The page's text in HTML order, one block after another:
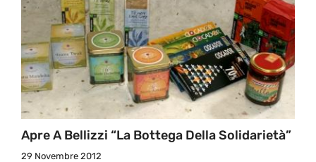
Apre A Bellizzi “La Bottega Della Solidarietà”
29 Novembre 2012